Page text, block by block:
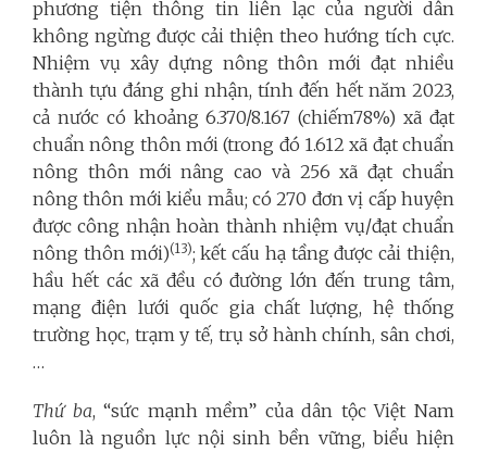
phương tiện thông tin liên lạc của người dân
không ngừng được cải thiện theo hướng tích cực.
Nhiệm vụ xây dựng nông thôn mới đạt nhiều
thành tựu đáng ghi nhận, tính đến hết năm 2023,
cả nước có khoảng 6.370/8.167 (chiếm78%) xã đạt
chuẩn nông thôn mới (trong đó 1.612 xã đạt chuẩn
nông thôn mới nâng cao và 256 xã đạt chuẩn
nông thôn mới kiểu mẫu; có 270 đơn vị cấp huyện
được công nhận hoàn thành nhiệm vụ/đạt chuẩn
nông thôn mới)(13); kết cấu hạ tầng được cải thiện,
hầu hết các xã đều có đường lớn đến trung tâm,
mạng điện lưới quốc gia chất lượng, hệ thống
trường học, trạm y tế, trụ sở hành chính, sân chơi,
…
Thứ ba, “sức mạnh mềm” của dân tộc Việt Nam
luôn là nguồn lực nội sinh bền vững, biểu hiện